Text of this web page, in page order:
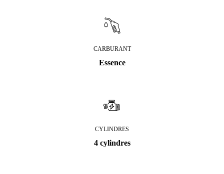
CARBURANT
Essence
CYLINDRES
4 cylindres